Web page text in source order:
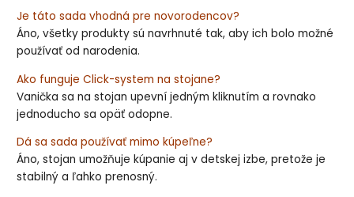
Je táto sada vhodná pre novorodencov?
Áno, všetky produkty sú navrhnuté tak, aby ich bolo možné
používať od narodenia.
Ako funguje Click-system na stojane?
Vanička sa na stojan upevní jedným kliknutím a rovnako
jednoducho sa opäť odopne.
Dá sa sada používať mimo kúpeľne?
Áno, stojan umožňuje kúpanie aj v detskej izbe, pretože je
stabilný a ľahko prenosný.